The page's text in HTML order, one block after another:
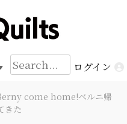
Quilts
検
索:
ログイン
come home!ベルニ帰
きた